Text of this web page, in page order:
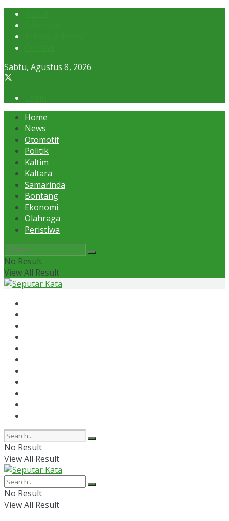
Sabtu, Agustus 8, 2026
Home
News
Otomotif
Politik
Kaltim
Kaltara
Samarinda
Bontang
Ekonomi
Olahraga
Peristiwa
No Result
View All Result
No Result
View All Result
No Result
View All Result